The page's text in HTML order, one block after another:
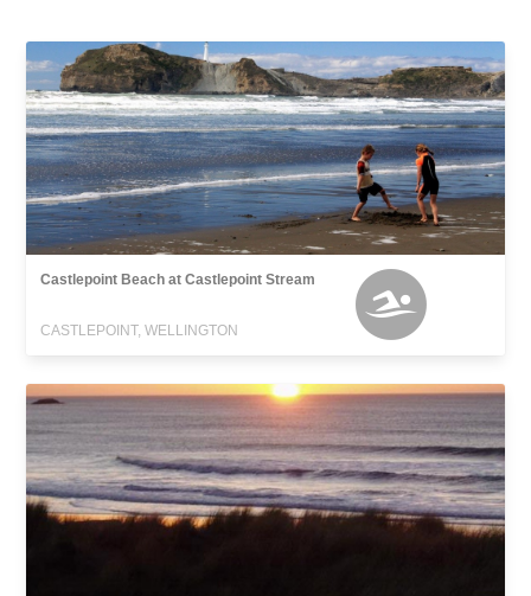
Castlepoint Beach at Castlepoint Stream
CASTLEPOINT, WELLINGTON